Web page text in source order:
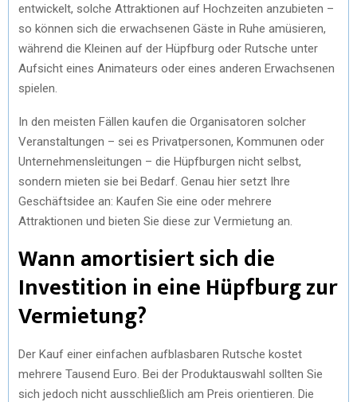
entwickelt, solche Attraktionen auf Hochzeiten anzubieten –
so können sich die erwachsenen Gäste in Ruhe amüsieren,
während die Kleinen auf der Hüpfburg oder Rutsche unter
Aufsicht eines Animateurs oder eines anderen Erwachsenen
spielen.
In den meisten Fällen kaufen die Organisatoren solcher
Veranstaltungen – sei es Privatpersonen, Kommunen oder
Unternehmensleitungen – die Hüpfburgen nicht selbst,
sondern mieten sie bei Bedarf. Genau hier setzt Ihre
Geschäftsidee an: Kaufen Sie eine oder mehrere
Attraktionen und bieten Sie diese zur Vermietung an.
Wann amortisiert sich die
Investition in eine Hüpfburg zur
Vermietung?
Der Kauf einer einfachen aufblasbaren Rutsche kostet
mehrere Tausend Euro. Bei der Produktauswahl sollten Sie
sich jedoch nicht ausschließlich am Preis orientieren. Die